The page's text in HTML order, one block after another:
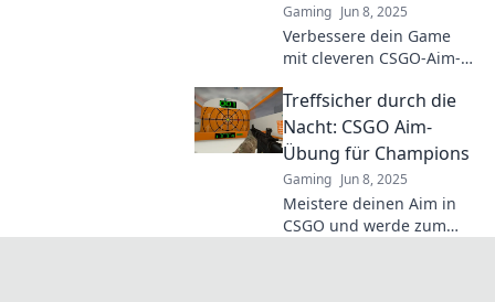
Gaming Jun 8, 2025
Verbessere dein Game
mit cleveren CSGO-Aim-
besten Tipps für perfekte
Schüsse und dominiere
die Schnapszahlen.
Treffsicher durch die
Nacht: CSGO Aim-
Übung für Champions
Gaming Jun 8, 2025
Meistere deinen Aim in
CSGO und werde zum